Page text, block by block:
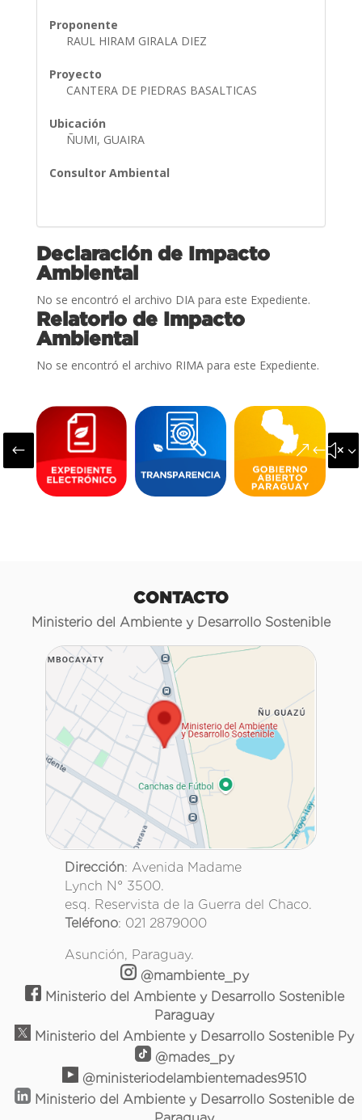
Proponente
RAUL HIRAM GIRALA DIEZ
Proyecto
CANTERA DE PIEDRAS BASALTICAS
Ubicación
ÑUMI, GUAIRA
Consultor Ambiental
Declaración de Impacto
Ambiental
No se encontró el archivo DIA para este Expediente.
Relatorio de Impacto
Ambiental
No se encontró el archivo RIMA para este Expediente.
#
CONTACTO
Ministerio del Ambiente y Desarrollo Sostenible
Dirección: Avenida Madame
Lynch N° 3500.
esq. Reservista de la Guerra del Chaco.
Teléfono: 021 2879000
Asunción, Paraguay.
@mambiente_py
Ministerio del Ambiente y Desarrollo Sostenible
Paraguay
Ministerio del Ambiente y Desarrollo Sostenible Py
@mades_py
@ministeriodelambientemades9510
Ministerio del Ambiente y Desarrollo Sostenible de